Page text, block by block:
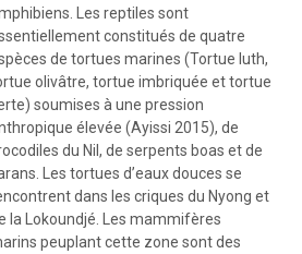
Les reptiles sont
constitués de quatre
de tortues marines (Tortue luth,
olivâtre, tortue imbriquée et tortue
soumises à une pression
élevée (Ayissi 2015), de
du Nil, de serpents boas et de
Les tortues d’eaux douces se
dans les criques du Nyong et
la Lokoundjé. Les mammifères
peuplant cette zone sont des